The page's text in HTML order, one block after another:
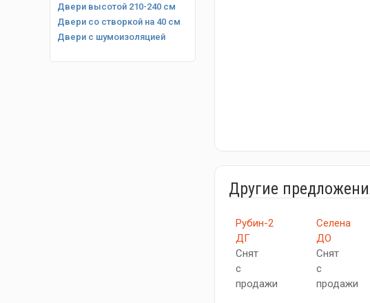
Двери высотой 210-240 см
Двери со створкой на 40 см
Двери с шумоизоляцией
Другие
Рубин-2
ДГ
Снят
с
продажи
Селена
ДО
Снят
с
продажи